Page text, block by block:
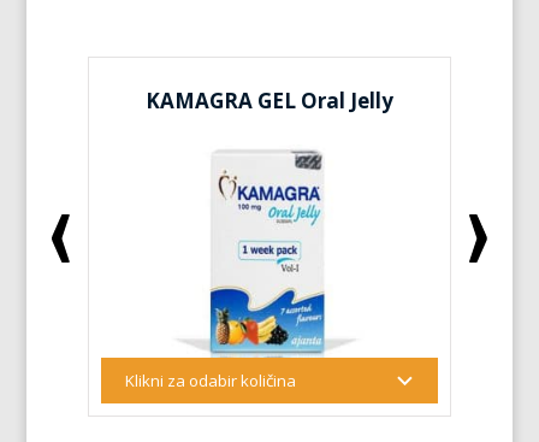
KAMAGRA GEL Oral Jelly